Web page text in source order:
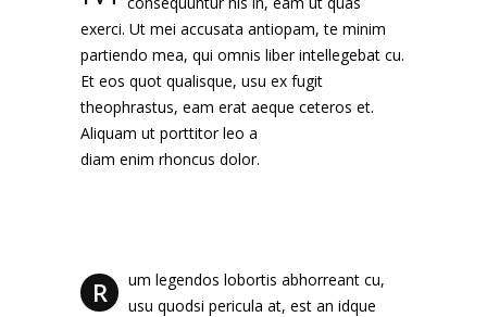
exerci. Ut mei accusata antiopam, te minim
partiendo mea, qui omnis liber intellegebat cu.
Et eos quot qualisque, usu ex fugit
theophrastus, eam erat aeque ceteros et.
Aliquam ut porttitor leo a
diam enim rhoncus dolor.
R
um legendos lobortis abhorreant cu,
usu quodsi pericula at, est an idque